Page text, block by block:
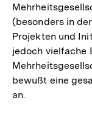
(besonders in
Projekten und
jedoch vielfache
bewußt eine
an.